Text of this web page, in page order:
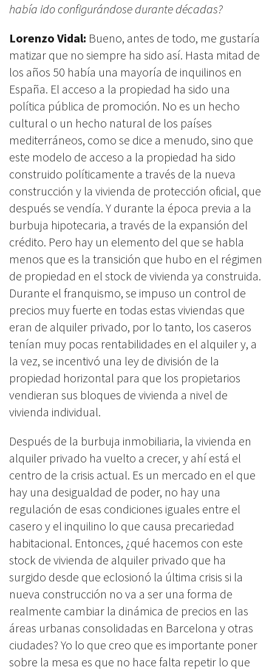
había ido configurándose durante décadas?
Lorenzo Vidal: Bueno, antes de todo, me gustaría
matizar que no siempre ha sido así. Hasta mitad de
los años 50 había una mayoría de inquilinos en
España. El acceso a la propiedad ha sido una
política pública de promoción. No es un hecho
cultural o un hecho natural de los países
mediterráneos, como se dice a menudo, sino que
este modelo de acceso a la propiedad ha sido
construido políticamente a través de la nueva
construcción y la vivienda de protección oficial, que
después se vendía. Y durante la época previa a la
burbuja hipotecaria, a través de la expansión del
crédito. Pero hay un elemento del que se habla
menos que es la transición que hubo en el régimen
de propiedad en el stock de vivienda ya construida.
Durante el franquismo, se impuso un control de
precios muy fuerte en todas estas viviendas que
eran de alquiler privado, por lo tanto, los caseros
tenían muy pocas rentabilidades en el alquiler y, a
la vez, se incentivó una ley de división de la
propiedad horizontal para que los propietarios
vendieran sus bloques de vivienda a nivel de
vivienda individual.
Después de la burbuja inmobiliaria, la vivienda en
alquiler privado ha vuelto a crecer, y ahí está el
centro de la crisis actual. Es un mercado en el que
hay una desigualdad de poder, no hay una
regulación de esas condiciones iguales entre el
casero y el inquilino lo que causa precariedad
habitacional. Entonces, ¿qué hacemos con este
stock de vivienda de alquiler privado que ha
surgido desde que eclosionó la última crisis si la
nueva construcción no va a ser una forma de
realmente cambiar la dinámica de precios en las
áreas urbanas consolidadas en Barcelona y otras
ciudades? Yo lo que creo que es importante poner
sobre la mesa es que no hace falta repetir lo que